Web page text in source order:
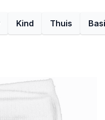
Kind Thuis